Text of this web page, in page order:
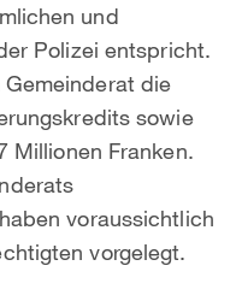
und
Polizei entspricht.
die
sowie
Millionen Franken.
voraussichtlich
vorgelegt.